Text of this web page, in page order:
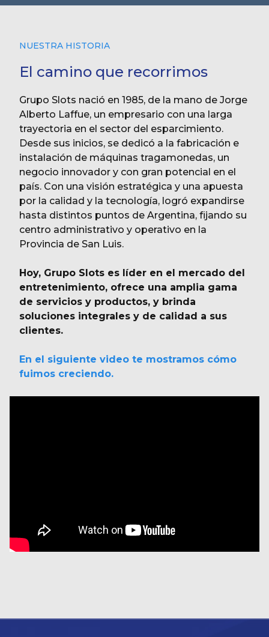
NUESTRA HISTORIA
El camino que recorrimos
Grupo Slots nació en 1985, de la mano de Jorge
Alberto Laffue, un empresario con una larga
trayectoria en el sector del esparcimiento.
Desde sus inicios, se dedicó a la fabricación e
instalación de máquinas tragamonedas, un
negocio innovador y con gran potencial en el
país. Con una visión estratégica y una apuesta
por la calidad y la tecnología, logró expandirse
hasta distintos puntos de Argentina, fijando su
centro administrativo y operativo en la
Provincia de San Luis.
Hoy, Grupo Slots es líder en el mercado del
entretenimiento, ofrece una amplia gama
de servicios y productos, y brinda
soluciones integrales y de calidad a sus
clientes.
En el siguiente video te mostramos cómo
fuimos creciendo.